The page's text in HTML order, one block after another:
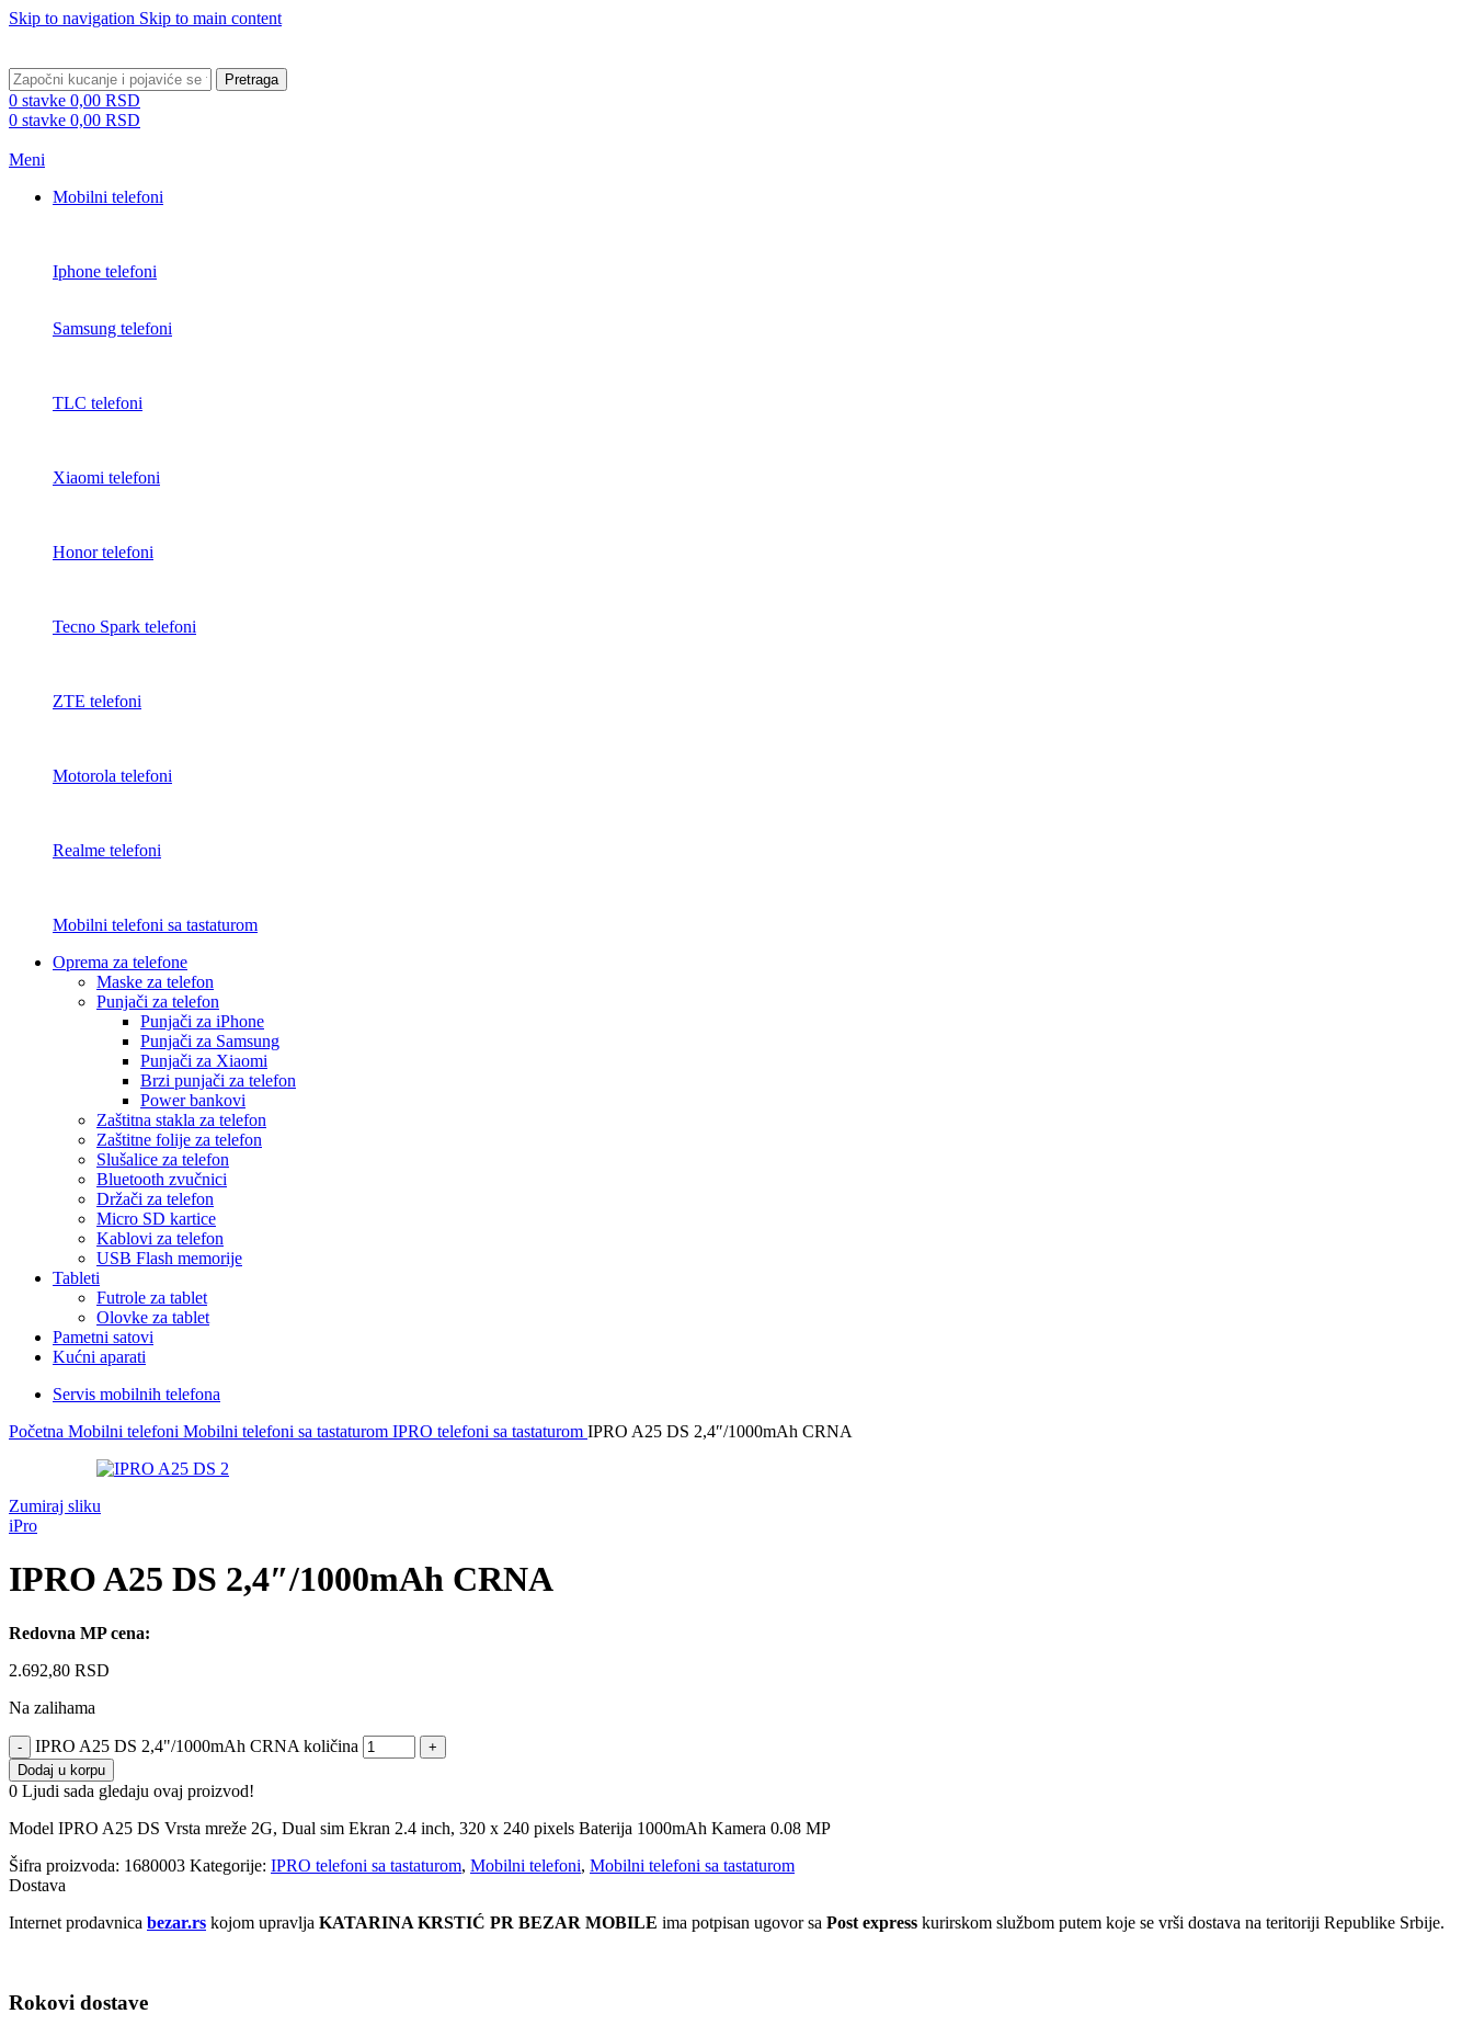
Skip to navigation Skip to main content
Pretraga
0 stavke 0,00 RSD
0 stavke 0,00 RSD
Meni
Mobilni telefoni
Iphone telefoni
Samsung telefoni
TLC telefoni
Xiaomi telefoni
Honor telefoni
Tecno Spark telefoni
ZTE telefoni
Motorola telefoni
Realme telefoni
Mobilni telefoni sa tastaturom
Oprema za telefone
Maske za telefon
Punjači za telefon
Punjači za iPhone
Punjači za Samsung
Punjači za Xiaomi
Brzi punjači za telefon
Power bankovi
Zaštitna stakla za telefon
Zaštitne folije za telefon
Slušalice za telefon
Bluetooth zvučnici
Držači za telefon
Micro SD kartice
Kablovi za telefon
USB Flash memorije
Tableti
Futrole za tablet
Olovke za tablet
Pametni satovi
Kućni aparati
Servis mobilnih telefona
Početna Mobilni telefoni Mobilni telefoni sa tastaturom IPRO telefoni sa tastaturom IPRO A25 DS 2,4″/1000mAh CRNA
Zumiraj sliku
iPro
IPRO A25 DS 2,4″/1000mAh CRNA
Redovna MP cena:
2.692,80 RSD
Na zalihama
IPRO A25 DS 2,4"/1000mAh CRNA količina
Dodaj u korpu
0 Ljudi sada gledaju ovaj proizvod!
Model IPRO A25 DS Vrsta mreže 2G, Dual sim Ekran 2.4 inch, 320 x 240 pixels Baterija 1000mAh Kamera 0.08 MP
Šifra proizvoda: 1680003 Kategorije: IPRO telefoni sa tastaturom, Mobilni telefoni, Mobilni telefoni sa tastaturom
Dostava
Internet prodavnica bezar.rs kojom upravlja KATARINA KRSTIĆ PR BEZAR MOBILE ima potpisan ugovor sa Post express kurirskom službom putem koje se vrši dostava na teritoriji Republike Srbije.
Rokovi dostave